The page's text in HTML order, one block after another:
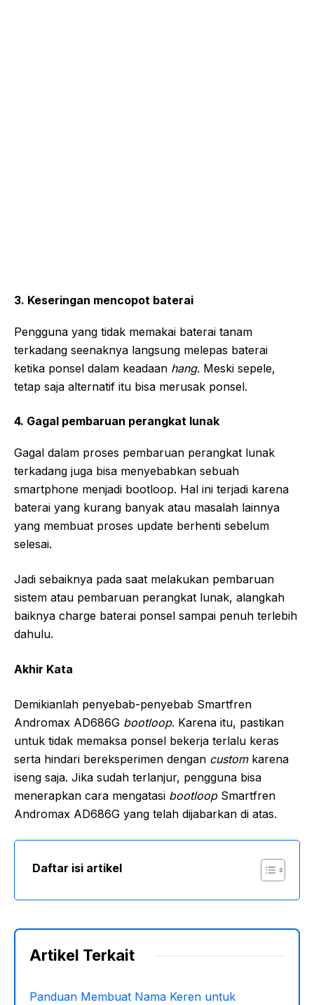
3. Keseringan mencopot baterai
Pengguna yang tidak memakai baterai tanam
terkadang seenaknya langsung melepas baterai
ketika ponsel dalam keadaan hang. Meski sepele,
tetap saja alternatif itu bisa merusak ponsel.
4. Gagal pembaruan perangkat lunak
Gagal dalam proses pembaruan perangkat lunak
terkadang juga bisa menyebabkan sebuah
smartphone menjadi bootloop. Hal ini terjadi karena
baterai yang kurang banyak atau masalah lainnya
yang membuat proses update berhenti sebelum
selesai.
Jadi sebaiknya pada saat melakukan pembaruan
sistem atau pembaruan perangkat lunak, alangkah
baiknya charge baterai ponsel sampai penuh terlebih
dahulu.
Akhir Kata
Demikianlah penyebab-penyebab Smartfren
Andromax AD686G bootloop. Karena itu, pastikan
untuk tidak memaksa ponsel bekerja terlalu keras
serta hindari bereksperimen dengan customkarena
iseng saja. Jika sudah terlanjur, pengguna bisa
menerapkan cara mengatasi bootloopSmartfren
Andromax AD686G yang telah dijabarkan di atas.
Daftar isi artikel
Artikel Terkait
Panduan Membuat Nama Keren untuk